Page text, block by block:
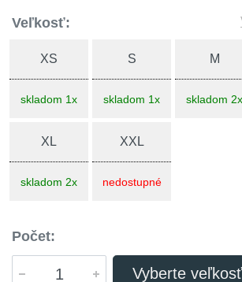
Veľkosť:
XS
skladom 1x
S
skladom 1x
M
skladom 2x
XL
skladom 2x
XXL
nedostupné
Počet:
Vyberte veľkosť